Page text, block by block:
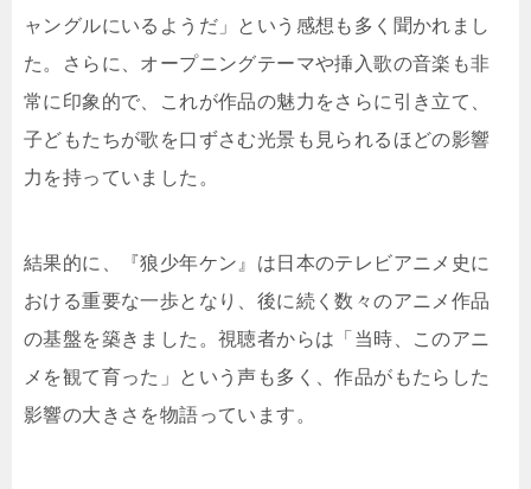
ャングルにいるようだ」という感想も多く聞かれまし
た。さらに、オープニングテーマや挿入歌の音楽も非
常に印象的で、これが作品の魅力をさらに引き立て、
子どもたちが歌を口ずさむ光景も見られるほどの影響
力を持っていました。
結果的に、『狼少年ケン』は日本のテレビアニメ史に
おける重要な一歩となり、後に続く数々のアニメ作品
の基盤を築きました。視聴者からは「当時、このアニ
メを観て育った」という声も多く、作品がもたらした
影響の大きさを物語っています。